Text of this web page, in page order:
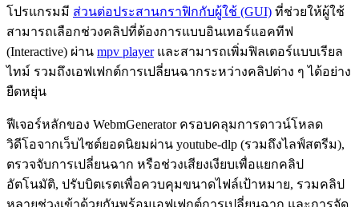
โปรแกรมมี ส่วนต่อประสานกราฟิกกับผู้ใช้ (GUI) ที่ช่วยให้ผู้ใช้
สามารถเลือกช่วงคลิปที่ต้องการแบบอินเทอร์แอคทีฟ
(Interactive) ผ่าน mpv playerและสามารถเพิ่มฟิลเตอร์แบบเรียล
ไทม์ รวมถึงเอฟเฟกต์การเปลี่ยนฉากระหว่างคลิปต่าง ๆ ได้อย่าง
ยืดหยุ่น
ฟีเจอร์หลักของ WebmGenerator ครอบคลุมการดาวน์โหลด
วิดีโอจากเว็บไซต์ยอดนิยมผ่าน youtube-dlp (รวมถึงไลฟ์สตรีม),
ตรวจจับการเปลี่ยนฉาก หรือช่วงเสียงเงียบเพื่อแยกคลิป
อัตโนมัติ, ปรับบิตเรตเพื่อควบคุมขนาดไฟล์เป้าหมาย, รวมคลิป